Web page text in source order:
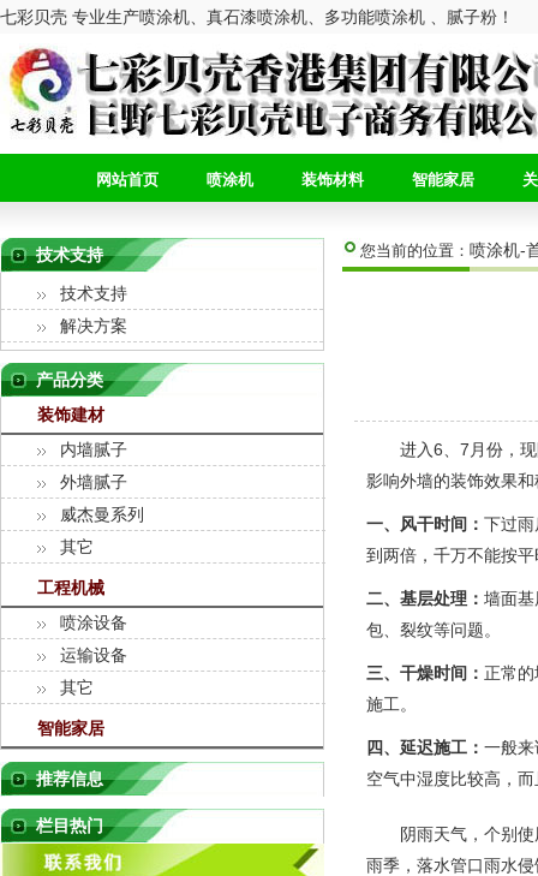
七彩贝壳 专业生产喷涂机、真石漆喷涂机、多功能喷涂机 、腻子粉！
网站首页 喷涂机 装饰材料 智能家居
技术支持
技术支持
解决方案
产品分类
装饰建材
内墙腻子
外墙腻子
威杰曼系列
其它
工程机械
喷涂设备
运输设备
其它
智能家居
推荐信息
栏目热门
您当前的位置： 喷涂机-
进入6、7月份，现
影响外墙的装饰效果
一、风干时间： 下过
到两倍，千万不能按
二、基层处理： 墙面
包、裂纹等问题。
三、干燥时间： 正常
施工。
四、延迟施工： 一般
空气中湿度比较高，
阴雨天气，个别使用
雨季，落水管口雨水